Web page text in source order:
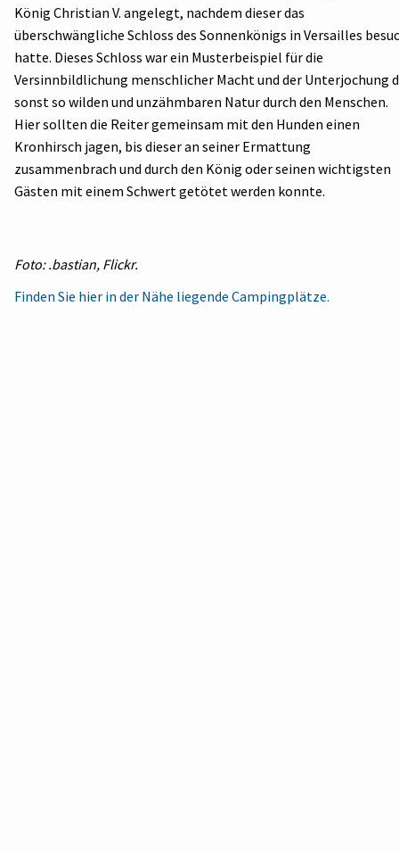
König Christian V. angelegt, nachdem dieser das
überschwängliche Schloss des Sonnenkönigs in Versailles
hatte. Dieses Schloss war ein Musterbeispiel für die
Versinnbildlichung menschlicher Macht und der Unterjochung
sonst so wilden und unzähmbaren Natur durch den Menschen.
Hier sollten die Reiter gemeinsam mit den Hunden einen
Kronhirsch jagen, bis dieser an seiner Ermattung
zusammenbrach und durch den König oder seinen wichtigsten
Gästen mit einem Schwert getötet werden konnte.
Foto: .bastian, Flickr.
Finden Sie hier in der Nähe liegende Campingplätze.